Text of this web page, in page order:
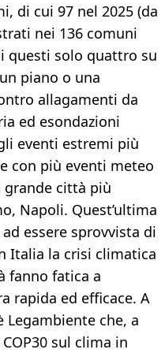
di cui 97 nel 2025 (da
nei 136 comuni
questi solo quattro su
piano o una
allagamenti da
ed esondazioni
eventi estremi più
con più eventi meteo
grande città più
Napoli. Quest’ultima
essere sprovvista di
Italia la crisi climatica
fanno fatica a
rapida ed efficace. A
che, a
sul clima in